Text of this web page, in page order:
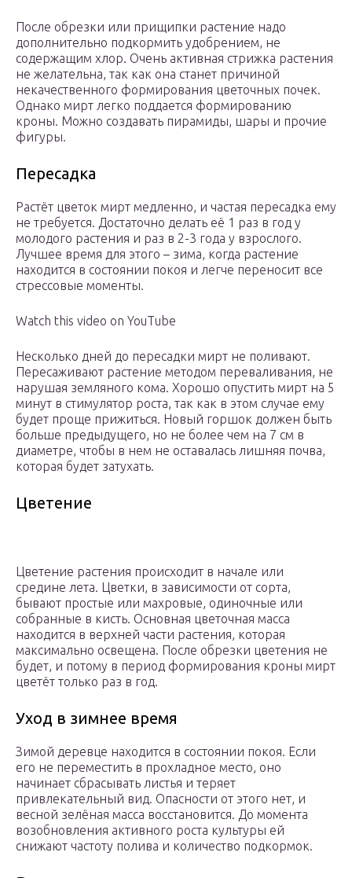
После обрезки или прищипки растение надо
дополнительно подкормить удобрением, не
содержащим хлор. Очень активная стрижка растения
не желательна, так как она станет причиной
некачественного формирования цветочных почек.
Однако мирт легко поддается формированию
кроны. Можно создавать пирамиды, шары и прочие
фигуры.
Пересадка
Растёт цветок мирт медленно, и частая пересадка ему
не требуется. Достаточно делать её 1 раз в год у
молодого растения и раз в 2-3 года у взрослого.
Лучшее время для этого – зима, когда растение
находится в состоянии покоя и легче переносит все
стрессовые моменты.
Watch this video on YouTube
Несколько дней до пересадки мирт не поливают.
Пересаживают растение методом переваливания, не
нарушая земляного кома. Хорошо опустить мирт на 5
минут в стимулятор роста, так как в этом случае ему
будет проще прижиться. Новый горшок должен быть
больше предыдущего, но не более чем на 7 см в
диаметре, чтобы в нем не оставалась лишняя почва,
которая будет затухать.
Цветение
Цветение растения происходит в начале или
средине лета. Цветки, в зависимости от сорта,
бывают простые или махровые, одиночные или
собранные в кисть. Основная цветочная масса
находится в верхней части растения, которая
максимально освещена. После обрезки цветения не
будет, и потому в период формирования кроны мирт
цветёт только раз в год.
Уход в зимнее время
Зимой деревце находится в состоянии покоя. Если
его не переместить в прохладное место, оно
начинает сбрасывать листья и теряет
привлекательный вид. Опасности от этого нет, и
весной зелёная масса восстановится. До момента
возобновления активного роста культуры ей
снижают частоту полива и количество подкормок.